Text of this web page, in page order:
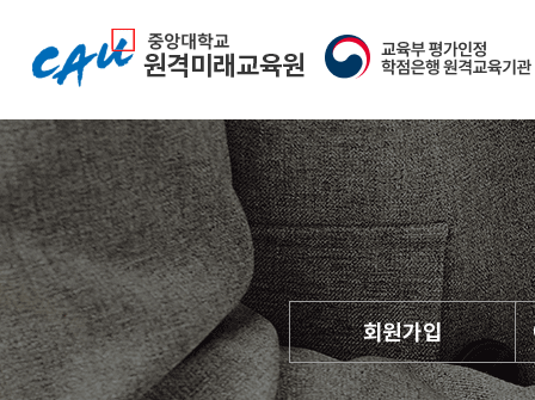
중앙대학교 원격미래교육원 교육부평가인증 학점은행
회원가입